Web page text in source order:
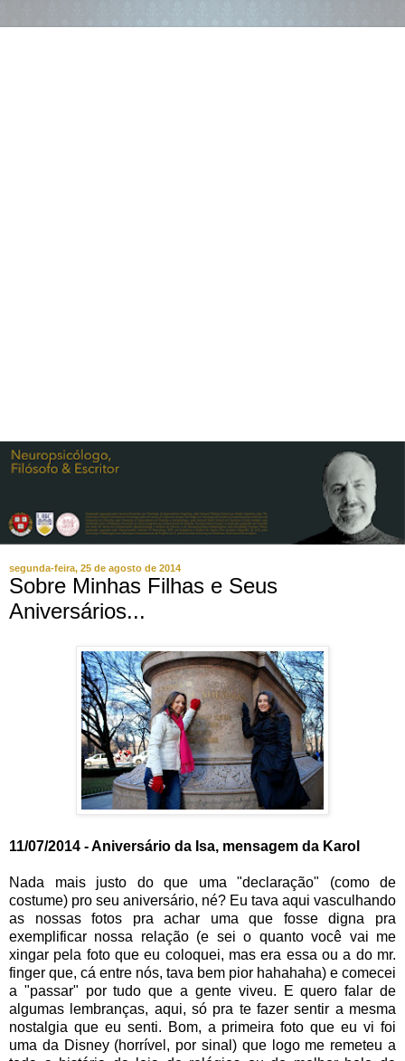
segunda-feira, 25 de agosto de 2014
Sobre Minhas Filhas e Seus
Aniversários...
11/07/2014 - Aniversário da Isa, mensagem da Karol
Nada mais justo do que uma "declaração" (como de costume) pro seu aniversário, né? Eu tava aqui vasculhando as nossas fotos pra achar uma que fosse digna pra exemplificar nossa relação (e sei o quanto você vai me xingar pela foto que eu coloquei, mas era essa ou a do mr. finger que, cá entre nós, tava bem pior hahahaha) e comecei a "passar" por tudo que a gente viveu. E quero falar de algumas lembranças, aqui, só pra te fazer sentir a mesma nostalgia que eu senti. Bom, a primeira foto que eu vi foi uma da Disney (horrível, por sinal) que logo me remeteu a toda a história da loja de relógios ou do melhor bolo de chocolate das nossas vidas, lembra? A loja de relógios, aquele incrível momento em que nós duas (ainda fazendo curso de inglês, sem ter nenhuma experiência prática) e a minha mãe (que sabia menos do que as duas juntas) decidimos ver os relógios de uma loja x, ensaiando falas e achando que íamos dar conta caso alguém falasse conosco, tendo a certeza de que iam fazer isso. Dito e feito, o vendedor veio falar e nós respondemos que só estávamos olhando (torcendo para que ele não respondesse nada, claro)...só que ele respondeu e, depois de perguntar "what?" pela quarta vez, as 3 viraram as costas e foram embora. Acho que foi meio instintivo tentar puxar a porta ao ler "Push", porque era óbvio e a gente sabia que era pra empurrar. O primeiro cara começou a gritar "Push" enquanto nós 3 puxávamos a porta, desesperadas. O segundo começou a gritar junto até que, em certo ponto, a loja inteira estava gritando (e nenhuma de nós empurrava a maldita porta). Deve ser um furo muito comum dos brasileiros porque, no meio de tudo isso com a gente já morrendo de vergonha, um americano grita lá no fundo da loja: "empurre" e as 3 não só empurraram a porta, como saíram caindo e derrubando tudo e todos que passavam por lá (Faltou eles baterem palma, não sei se eles o fizeram, mas com certeza tiveram vontade...acho que não ficamos nem pra ver as reações, de tanta vergonha). E o bolo de chocolate (pra comemorar o seu aniversário) que a gente levou pro hotel e decidiu comer no outro dia (só que o hotel demorou demais pra trazer os garfos e nós estávamos com fome, então decidimos que comer com a mão seria uma ótima ideia). Eu não sei se foi porque era o bolo "adormecido", guardado do dia anterior, se o fato de ser feito de forma diferente fazia ele ser melhor ou se só o prazer e a graça de comer com a mão deixou a experiência tão boa...eu só sei que aquilo me marcou (e virou um daqueles pequenos detalhes da vida que a gente não esquece e que fica especial, mesmo sendo tão pequeno, tão banal). Aí eu vi uma foto da "Ciudad de México", lembra? Vocês lá subindo na pirâmide e eu tendo que esperar lá embaixo (mesmo morrendo de vontade de subir) porque eu tinha me machucado feio e não podia fazer esforço. Esperei sendo comida por carrapatos e mosquitos, sendo olhada de forma estranha pelos turistas (provavelmente eu devia estar agindo como uma doida, fugindo dos bichos e me lamentando porque eu não estava subindo) até que vocês voltaram "ficamos com dó de te deixar sozinha" e sabe o que é isso? também uma coisa cotidiana e pequena, mas, pra mim, extremamente especial...vocês deixaram de ter uma experiência foda por pensar em mim (e isso - na minha cabeça - foi demais, juro hahaha)...ou a experiência dos museus em que seu pai foi nos mostrar as esculturas dos mochicas (que não eram nada diferentes das que ele já tinha em casa) um tanto quanto (bastante, na verdade) sexuais; acho que gostaria de ter filmado nossa reação em todo o museu, apesar de estarmos curtindo todo o contato cultural, estávamos, muito mais, fazendo piadas internas (hahaha duas crianças, pfvr né?). E em Santiago, quando ficamos um pouco alteradas com a degustação de vinho (e eu me pergunto, quem fica alterada com degustação de vinho? hahahaha pois é). A primeira vez que a gente viu neve, lembra? Quando seu pai parou o carro no meio da "estrada" (subindo a caminho do Valle Nevado) e nós duas descemos, tiramos a luva e ficamos com cara de bobas alegres pra descobrir que: "não é fofinho? que bosta! é só gelo? aff, ridículo, os filmes me enganaram"; lembrei o quanto a gente reclamou, também, nessa viagem "que bosta, não pode esquiar depois das 18h? Mas o que a gente faz no meio da neve, então?" "nossa, que merda, esse restaurante é muito ruim" (sendo que a nossa percepção de comida boa que era ruim, né? hahaha); imagino quanto seu pai sofreu com a reclamação de duas crianças que não sabiam de muita coisa, ainda, e faziam reclamações infundadas haha (mas faz parte). Também lembro que a gente curtiu muito. Compramos aqueles coelhinhos fumantes pra todo mundo, de lembrança (e eu só descobri que ele era fumante depois) e um grande pra nós (que fumava charuto, não era nem cigarro, muito mais classe né haha). E passamos dias indo no quarto dos nossos pais pra narrar a história do mr. finger com os nossos dedos (e eu lembro que no final da história morria todo mundo. Lembro até que em um "episódio" o mr. finger morria porque tinha muita caixa de pizza vencida embaixo da cama dele e as pizzas viravam um monstro que o matava). Depois, eu vi uma foto de NY (que é essa aí que postei), faz 5 anos, certo? (ou 4, não tô lembrando). Na minha opinião a melhor viagem, até agora. Não no sentido de aproveitamento cultural (acho que nesse sentido a cidade do méxico ganha), mas no sentido de aproveitamento dos pontos turísticos, do quanto a gente absorveu da experiência (só pelo fato de que éramos um pouco mais velhas e queríamos, mesmo, aproveitar a viagem, sabíamos o valor daquilo - antes, nem tanto). Eu lembro que, nessa época, as duas estavam passando por algum tipo de pequena desilusão (que agora é só motivo de risadas, porque né hahaha duas crianças) e choramos muito "tô chorando, mas pelo menos tô chorando em new york" a gente conversou muito e se aproximou mais do que éramos próximas antes. Foi incrível passar o período do ano novo lá, com todas aquelas luzes e aquela sensação incrível de que tudo pode ser mudado, de que tudo vai ser novo e melhor (é, acho que a cidade provoca essa sensação); e não tenho nem como pensar qual momento foi o mais marcante porque praticamente tudo foi. Aquele passeio de carruagem, depois de uns goles de vinho que, pra gente, já era demais (um pouco alteradas, de novo, causando muitas risadas e rindo juntas). Aquele cheesecake maravilhoso que você roubou um pedaço (e as fotos do antes e depois deixaram isso muito marcado pelas caras engraçadas). Aquela moda estranha das noivas andarem pelos pontos turísticos (vestidas de noivas, claro) e tirar foto - que a gente ridicularizava mais que tudo. O próprio dia de ano novo, em que a gente não aguentava os 20 graus negativos, mesmo com muitas roupas térmicas e proteções, e queríamos logo ir embora dali (o que não foi só nossa vontade)...lembra o quanto pensamos "é só isso?", todo mundo fica lá por horas (óbvio que é extremamente organizado, divididos por alas e muito policiado), passando frio, pra quando chega a hora da contagem regressiva aquela bola descer, soltar alguns papeizinhos de comemoração e, logo depois, todo mundo sair correndo de lá em 5 minutos (inclusive nós 4, que passamos o resto do ano novo comendo pipoca industrializada no quarto de hotel - e foi MARAVILHOSO!). Bom, e as fotos seguintes que eu vi foram fotos de festas. Fotos da primeira balada, fotos de quando ganhamos o Bono, fotos de todos os lugares que saíamos, fotos nossas dançando, fotos em cada canto de São Paulo e foto nas diferentes casas (em sp e em São Carlos) - o que só me fez lembrar de todo esse crescimento conquistado em conjunto, das mudanças feitas lado a lado. De resto, foram fotos recentes, fotos do momento em que eu considero que desenvolvemos maior parte da nossa identificação como "Irmãs", de fato. Eu não sei você, mas eu considero esse nosso ano morando juntas o nosso melhor ano. Em quase 10 anos de convivência a gente nunca havia brigado e brigamos justamente no 9º ano, nesse em que moramos, o tempo todo, juntas. Com a convivência maior a gente acabou identificando as diferenças e, pra mim, o mais importante foi como a gente soube lidar com isso. Esse ano foi muito proveitoso na nossa relação, em que eu te contei absolutamente tudo do meu passado (quando você ainda não estava presente nele) e vi que você soube reconhecer tudo muito bem, acolher meus "traumas" muito bem, também, e demonstrar um apoio que eu jamais encontrei (e nem encontrarei) em ninguém. Foi quando a gente se abriu sobre tudo que existia na vida uma da outra, sobre todos os pensamentos, as situações, as coisas cotidianas e as coisas mais sérias. Foram reflexões, análises, críticas, todas feitas em conjunto...e isso me fez fortalecer muito a amizade e o companheirismo que eu tenho com você. Certamente não vamos morar juntas pra sempre (pfvr não, né, acho que só te aguento por mais 3 anos mesmo hehe), mas eu posso dizer que no ano em que eu mais amadureci na minha vida, até agora, você esteve presente ativamente (e que você também esteve presente na construção de uma identidade minha, na formação de uma personalidade, no meu descobrimento de quem eu era - só assim eu poderia ser de propósito né hehe). E eu te agradeço muito pela presença na maior parte das situações, por saber dar espaço quando eu precisei, por me respeitar quando eu precisei, por ter exposto as diferenças, por ter se descontentado, pelas discussões, pelas "pazes" na primeira sensação de "não vai dar, eu preciso voltar a falar com ela porque preciso contar isso pra ela", pelas reflexões, pelos pensamentos, pelas piadas, pelas coisas engraçadas (e isso tem de sobra). Eu quero te dizer que você é uma pessoa incrível e que eu agradeço muuuuito por todo o rumo da minha vida ter me levado até vocês (e quem diria hein? que aquele banquinho do parque Ibirapuera ajudaria a construir tanta coisa?). Se tem algo que nos define bem é o comentário do seu pai "se vocês fossem um seriado, vocês seriam a